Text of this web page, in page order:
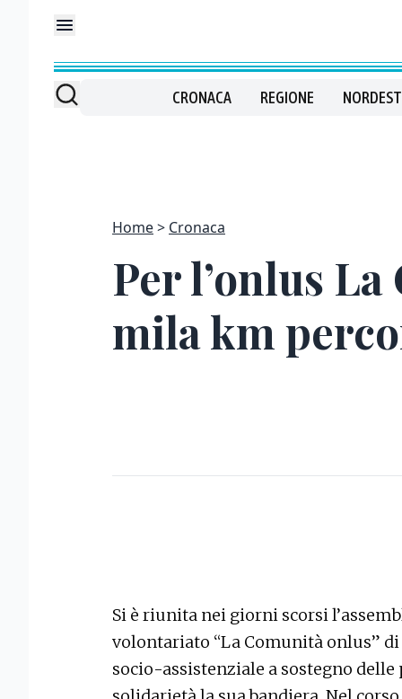
CRONACA REGIONE NORDEST
Home Cronaca
Per l’onlus
mila km
Si è riunita nei giorni scorsi
volontariato “La Comunità onlus”
socio-assistenziale a sostegno delle